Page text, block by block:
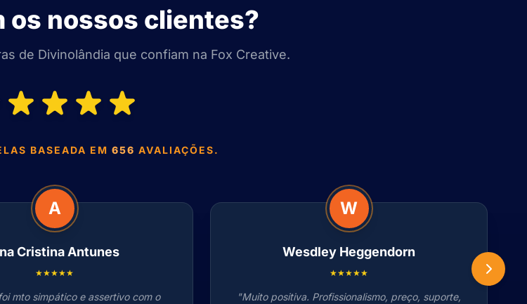
os nossos clientes?
de Divinolândia que confiam na Fox Creative.
BASEADA EM 656 AVALIAÇÕES.
A
Cristina Antunes
★★★★★
mto simpático e assertivo com o
W
Wesdley Heggendorn
★★★★★
"Muito positiva. Profissionalismo, preço, suporte,